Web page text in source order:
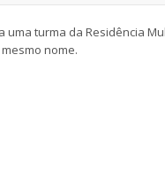
uma turma da Residência
nome.